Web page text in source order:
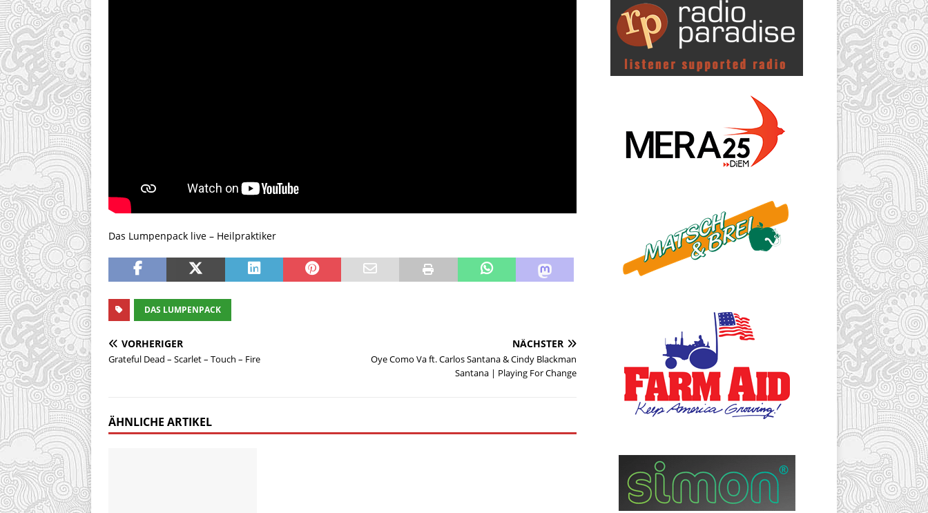
Das Lumpenpack live – Heilpraktiker
DAS LUMPENPACK
VORHERIGER
Grateful Dead – Scarlet – Touch – Fire
NÄCHSTER
Oye Como Va ft. Carlos Santana & Cindy Blackman
Santana | Playing For Change
ÄHNLICHE ARTIKEL